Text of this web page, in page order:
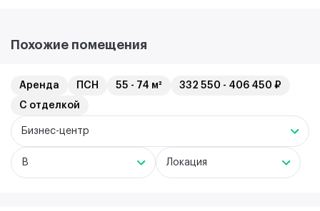
Похожие помещения
Аренда ПСН 55 - 74 м²
332 550 - 406 450 ₽
С отделкой
Бизнес-центр
B Локация